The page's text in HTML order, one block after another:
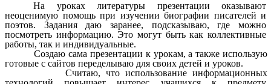
На уроках литературы презентации оказывают
неоценимую помощь при изучении биографии писателей и
поэтов. Задания даю заранее, подсказываю, где можно
посмотреть информацию. Это могут быть как коллективные
работы, так и индивидуальные.
Создаю сама презентации к урокам, а также использую
готовые с сайтов переделываю для своих детей и уроков.
Считаю, что использование информационных